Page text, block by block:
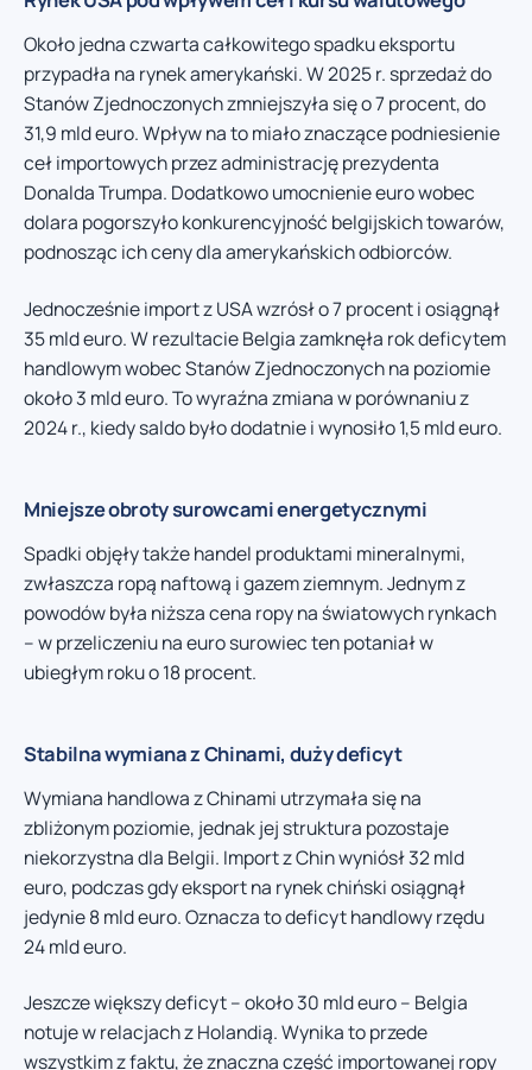
Około jedna czwarta całkowitego spadku eksportu
przypadła na rynek amerykański. W 2025 r. sprzedaż do
Stanów Zjednoczonych zmniejszyła się o 7 procent, do
31,9 mld euro. Wpływ na to miało znaczące podniesienie
ceł importowych przez administrację prezydenta
Donalda Trumpa. Dodatkowo umocnienie euro wobec
dolara pogorszyło konkurencyjność belgijskich towarów,
podnosząc ich ceny dla amerykańskich odbiorców.
Jednocześnie import z USA wzrósł o 7 procent i osiągnął
35 mld euro. W rezultacie Belgia zamknęła rok deficytem
handlowym wobec Stanów Zjednoczonych na poziomie
około 3 mld euro. To wyraźna zmiana w porównaniu z
2024 r., kiedy saldo było dodatnie i wynosiło 1,5 mld euro.
Mniejsze obroty surowcami energetycznymi
Spadki objęły także handel produktami mineralnymi,
zwłaszcza ropą naftową i gazem ziemnym. Jednym z
powodów była niższa cena ropy na światowych rynkach
– w przeliczeniu na euro surowiec ten potaniał w
ubiegłym roku o 18 procent.
Stabilna wymiana z Chinami, duży deficyt
Wymiana handlowa z Chinami utrzymała się na
zbliżonym poziomie, jednak jej struktura pozostaje
niekorzystna dla Belgii. Import z Chin wyniósł 32 mld
euro, podczas gdy eksport na rynek chiński osiągnął
jedynie 8 mld euro. Oznacza to deficyt handlowy rzędu
24 mld euro.
Jeszcze większy deficyt – około 30 mld euro – Belgia
notuje w relacjach z Holandią. Wynika to przede
wszystkim z faktu, że znaczna część importowanej ropy